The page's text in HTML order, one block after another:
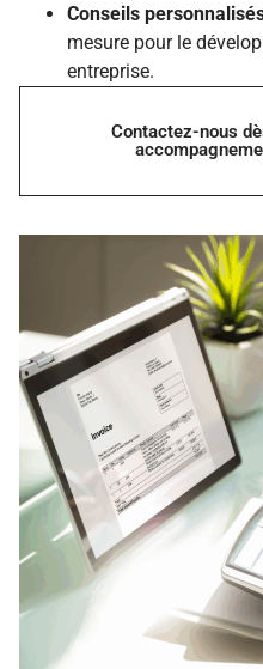
Conseils
mesure pour le
entreprise.
Contactez-nous